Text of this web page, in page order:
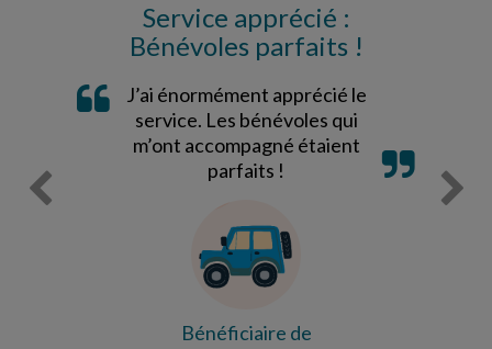
Service apprécié :
Bénévoles parfaits !
J’ai énormément apprécié le
service. Les bénévoles qui
m’ont accompagné étaient
Bénéficiaire de